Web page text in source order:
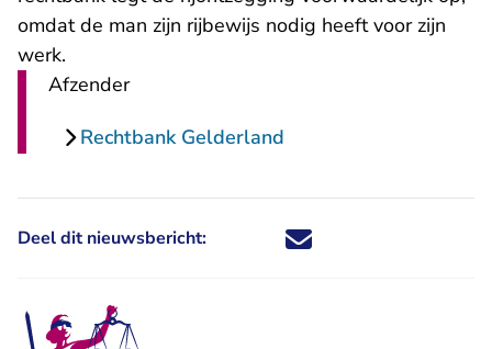
omdat de man zijn rijbewijs nodig heeft voor zijn
werk.
Afzender
Rechtbank Gelderland
Deel dit nieuwsbericht: Deel dit nieuwsbericht via X -
Deel dit nieuwsbericht via
Deel dit nieuwsbericht
Deel dit